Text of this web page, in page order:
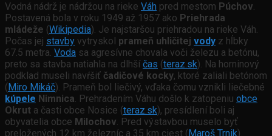
Vodná nádrž je nádržou na rieke Váh pred mestom Púchov.
Postavená bola v roku 1949 až 1957 ako Priehrada
mládeže (Wikipedia). Je najstaršou priehradou na rieke Váh.
Počas jej stavby vytryskol prameň uhličitej vody z hĺbky
67.5 metra. Voda sa agresívne chovala voči železu a betónu,
preto sa stavba natiahla na dlhší čas (teraz.sk). Na horninový
podklad museli navŕšiť čadičové kocky, ktoré zaliali betónom
( Miro Mikáč). Prameň bol liečivý, vďaka čomu vznikli liečebné
kúpele Nimnica. Prehradením Váhu došlo k zatopeniu obce
Okrut a časti obce Nosice (teraz.sk), presídlení boli aj
obyvatelia obce Milochov. Pred výstavbou muselo byť
preložených 12 km železníc a 35 km ciest ( Maroš Trnik).